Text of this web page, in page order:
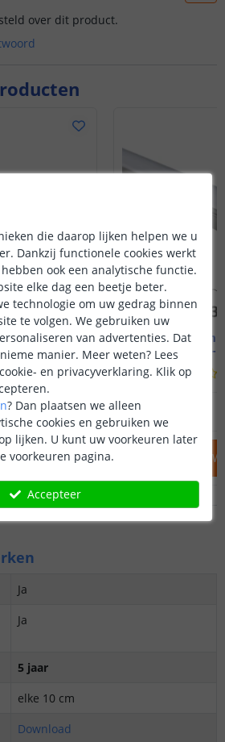
profiel
en laag
reviews)
22,95
1M -
Opbouw -
OP VOORRAAD
IN
over dit product.
Ja
Ja
5 jaar
elke 10 cm
Download
die daarop lijken helpen we u
Dankzij functionele cookies werkt
ook een analytische functie.
elke dag een beetje beter.
technologie om uw gedrag binnen
te volgen. We gebruiken uw
van advertenties. Dat
manier. Meer weten? Lees
en privacyverklaring. Klik op
? Dan plaatsen we alleen
cookies en gebruiken we
lijken. U kunt uw voorkeuren later
voorkeuren pagina.
Accepteer